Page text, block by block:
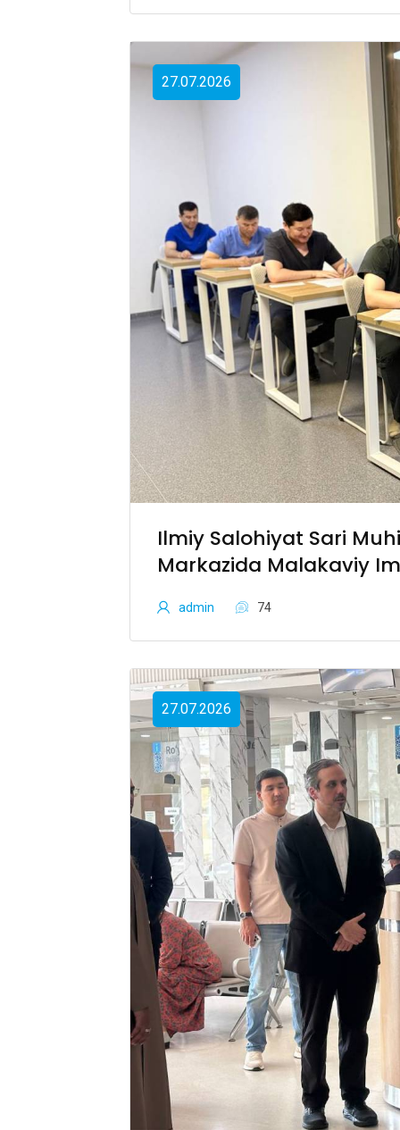
27.07.2026
Ilmiy Salohiyat Sari
Markazida Malakaviy
admin 74
27.07.2026